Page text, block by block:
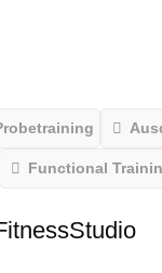
Functional